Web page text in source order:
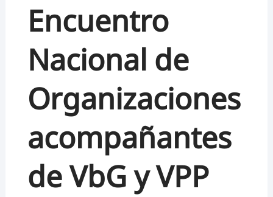
Encuentro
Nacional de
Organizaciones
acompañantes
de VbG y VPP